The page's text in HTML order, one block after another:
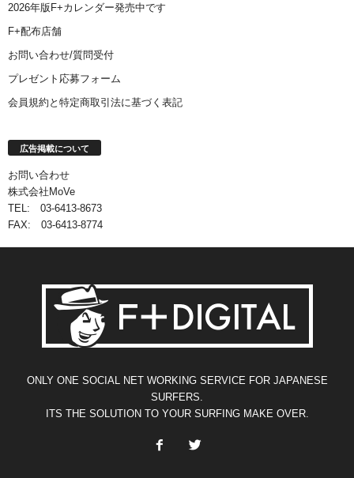
2026年版F+カレンダー発売中です
F+配布店舗
お問い合わせ/質問受付
プレゼント応募フォーム
会員規約と特定商取引法に基づく表記
広告掲載について
お問い合わせ
株式会社MoVe
TEL: 03-6413-8673
FAX: 03-6413-8774
ONLY ONE SOCIAL NET WORKING SERVICE FOR JAPANESE
SURFERS.
ITS THE SOLUTION TO YOUR SURFING MAKE OVER.